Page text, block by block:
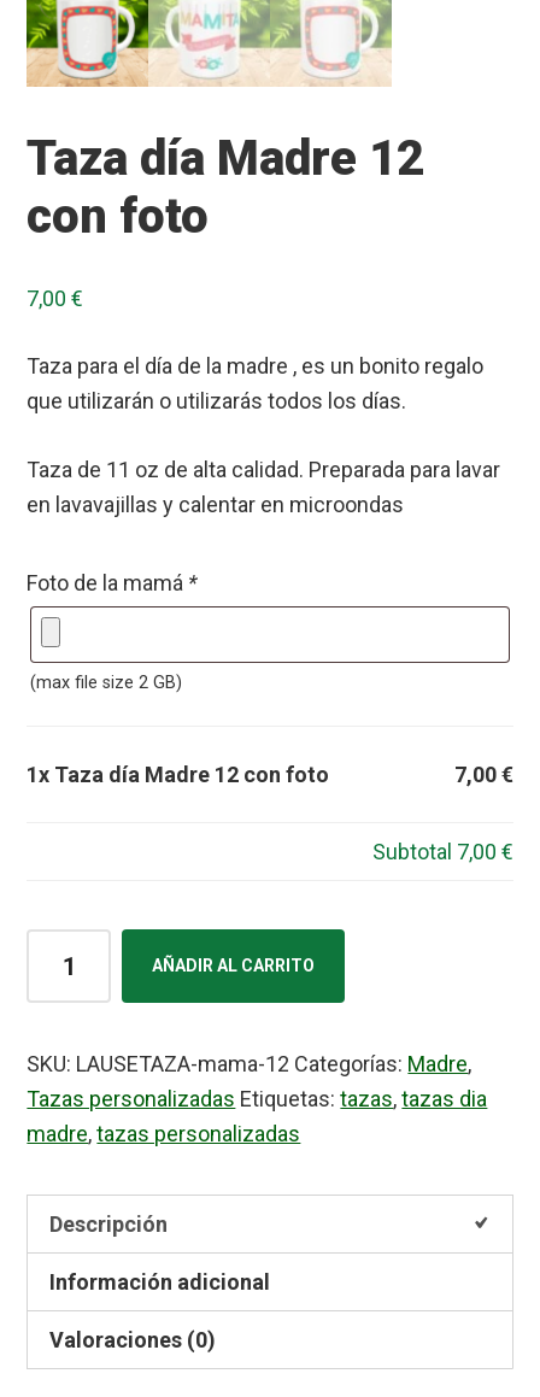
Taza día Madre 12
con foto
7,00€
Taza para el día de la madre , es un bonito regalo
que utilizarán o utilizarás todos los días.
Taza de 11 oz de alta calidad. Preparada para lavar
en lavavajillas y calentar en microondas
Foto de la mamá *
(max file size 2 GB)
1x Taza día Madre 12 con foto 7,00 €
Subtotal 7,00 €
12
con
foto
AÑADIR AL CARRITO
SKU: LAUSETAZA-mama-12 Categorías: Madre,
Tazas personalizadas Etiquetas:tazas,tazas dia
madre,tazas personalizadas
Descripción
Información adicional
Valoraciones (0)